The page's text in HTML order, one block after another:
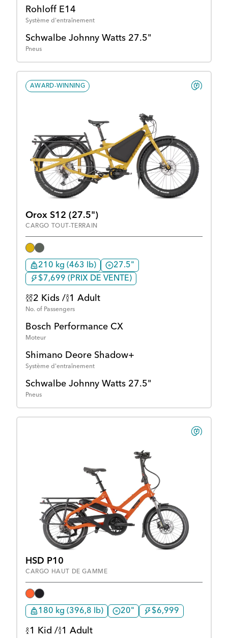
Rohloff E14
Système d'entraînement
Schwalbe Johnny Watts 27.5"
Pneus
AWARD-WINNING
Orox S12 (27.5")
CARGO TOUT-TERRAIN
210 kg (463 lb)
27.5"
$7,699 (PRIX DE VENTE)
2 Kids / 1 Adult
No. of Passengers
Bosch Performance CX
Moteur
Shimano Deore Shadow+
Système d'entraînement
Schwalbe Johnny Watts 27.5"
Pneus
HSD P10
CARGO HAUT DE GAMME
180 kg (396,8 lb) 20" $6,999
1 Kid / 1 Adult